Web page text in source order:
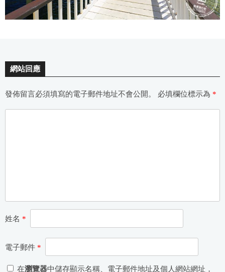
網站回應
發佈留言必須填寫的電子郵件地址不會公開。 必填欄位標示為 *
姓名 *
電子郵件 *
在瀏覽器中儲存顯示名稱、電子郵件地址及個人網站網址，